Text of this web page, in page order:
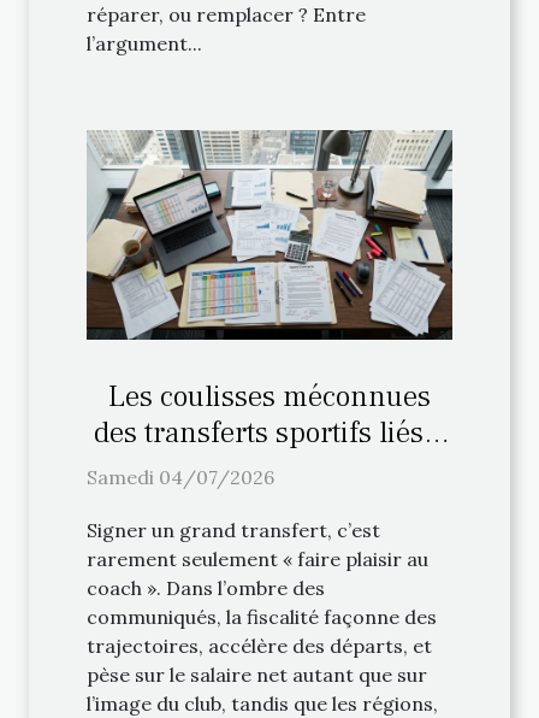
réparer, ou remplacer ? Entre
l’argument...
Les coulisses méconnues
des transferts sportifs liés à
la fiscalité régionale
Samedi 04/07/2026
Signer un grand transfert, c’est
rarement seulement « faire plaisir au
coach ». Dans l’ombre des
communiqués, la fiscalité façonne des
trajectoires, accélère des départs, et
pèse sur le salaire net autant que sur
l’image du club, tandis que les régions,